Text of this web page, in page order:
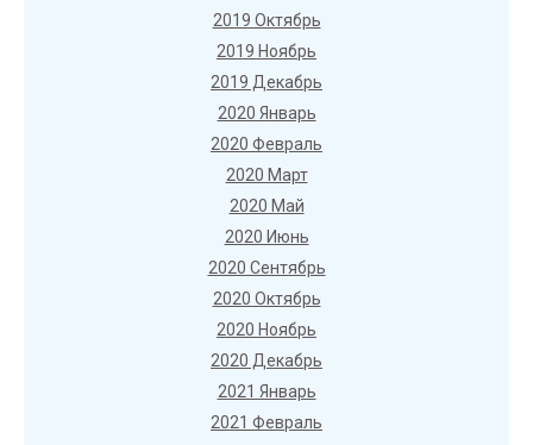
2019 Октябрь
2019 Ноябрь
2019 Декабрь
2020 Январь
2020 Февраль
2020 Март
2020 Май
2020 Июнь
2020 Сентябрь
2020 Октябрь
2020 Ноябрь
2020 Декабрь
2021 Январь
2021 Февраль